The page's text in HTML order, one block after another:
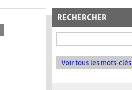
RECHERCHER
Voir tous les mots-clés